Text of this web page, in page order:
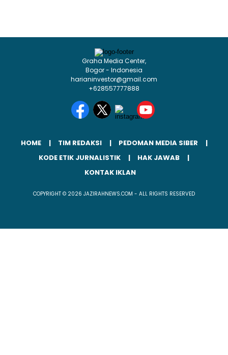
Graha Media Center,
Bogor - Indonesia
harianinvestor@gmail.com
+628557777888
HOME TIM REDAKSI
PEDOMAN MEDIA SIBER
KODE ETIK JURNALISTIK
HAK JAWAB
KONTAK IKLAN
COPYRIGHT © 2026 JAZIRAHNEWS.COM - ALL RIGHTS RESERVED